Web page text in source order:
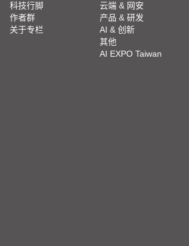
科技行脚
作者群
关于专栏
云端 & 网安
产品 & 研发
AI & 创新
其他
AI EXPO Taiwan